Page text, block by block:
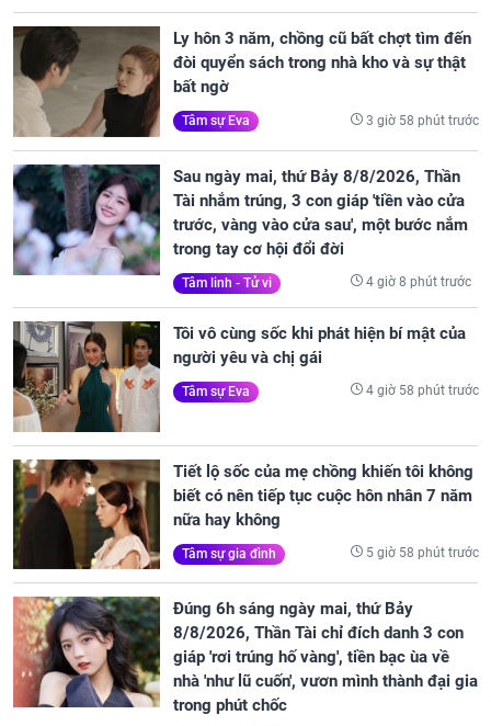
Ly hôn 3 năm, chồng cũ bất chợt tìm đến
đòi quyển sách trong nhà kho và sự thật
bất ngờ
Tâm sự Eva 3 giờ 58 phút trước
Sau ngày mai, thứ Bảy 8/8/2026, Thần
Tài nhắm trúng, 3 con giáp 'tiền vào cửa
trước, vàng vào cửa sau', một bước nắm
trong tay cơ hội đổi đời
Tâm linh - Tử vi 4 giờ 8 phút trước
Tôi vô cùng sốc khi phát hiện bí mật của
người yêu và chị gái
Tâm sự Eva 4 giờ 58 phút trước
Tiết lộ sốc của mẹ chồng khiến tôi không
biết có nên tiếp tục cuộc hôn nhân 7 năm
nữa hay không
Tâm sự gia đình 5 giờ 58 phút trước
Đúng 6h sáng ngày mai, thứ Bảy
8/8/2026, Thần Tài chỉ đích danh 3 con
giáp 'rơi trúng hố vàng', tiền bạc ùa về
nhà 'như lũ cuốn', vươn mình thành đại gia
trong phút chốc